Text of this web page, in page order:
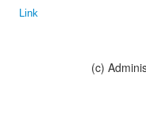
Link
(c)